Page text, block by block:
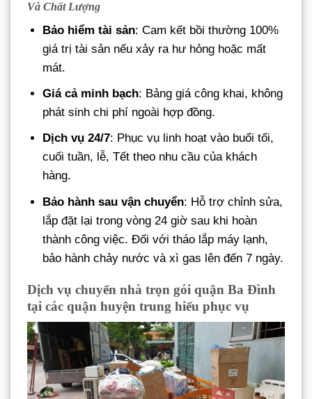
Và Chất Lượng
Bảo hiểm tài sản: Cam kết bồi thường 100%
giá trị tài sản nếu xảy ra hư hỏng hoặc mất
mát.
Giá cả minh bạch: Bảng giá công khai, không
phát sinh chi phí ngoài hợp đồng.
Dịch vụ 24/7: Phục vụ linh hoạt vào buổi tối,
cuối tuần, lễ, Tết theo nhu cầu của khách
hàng.
Bảo hành sau vận chuyển: Hỗ trợ chỉnh sửa,
lắp đặt lại trong vòng 24 giờ sau khi hoàn
thành công việc. Đối với tháo lắp máy lạnh,
bảo hành chảy nước và xì gas lên đến 7 ngày.
Dịch vụ chuyển nhà trọn gói quận Ba Đình
tại các quận huyện trung hiếu phục vụ